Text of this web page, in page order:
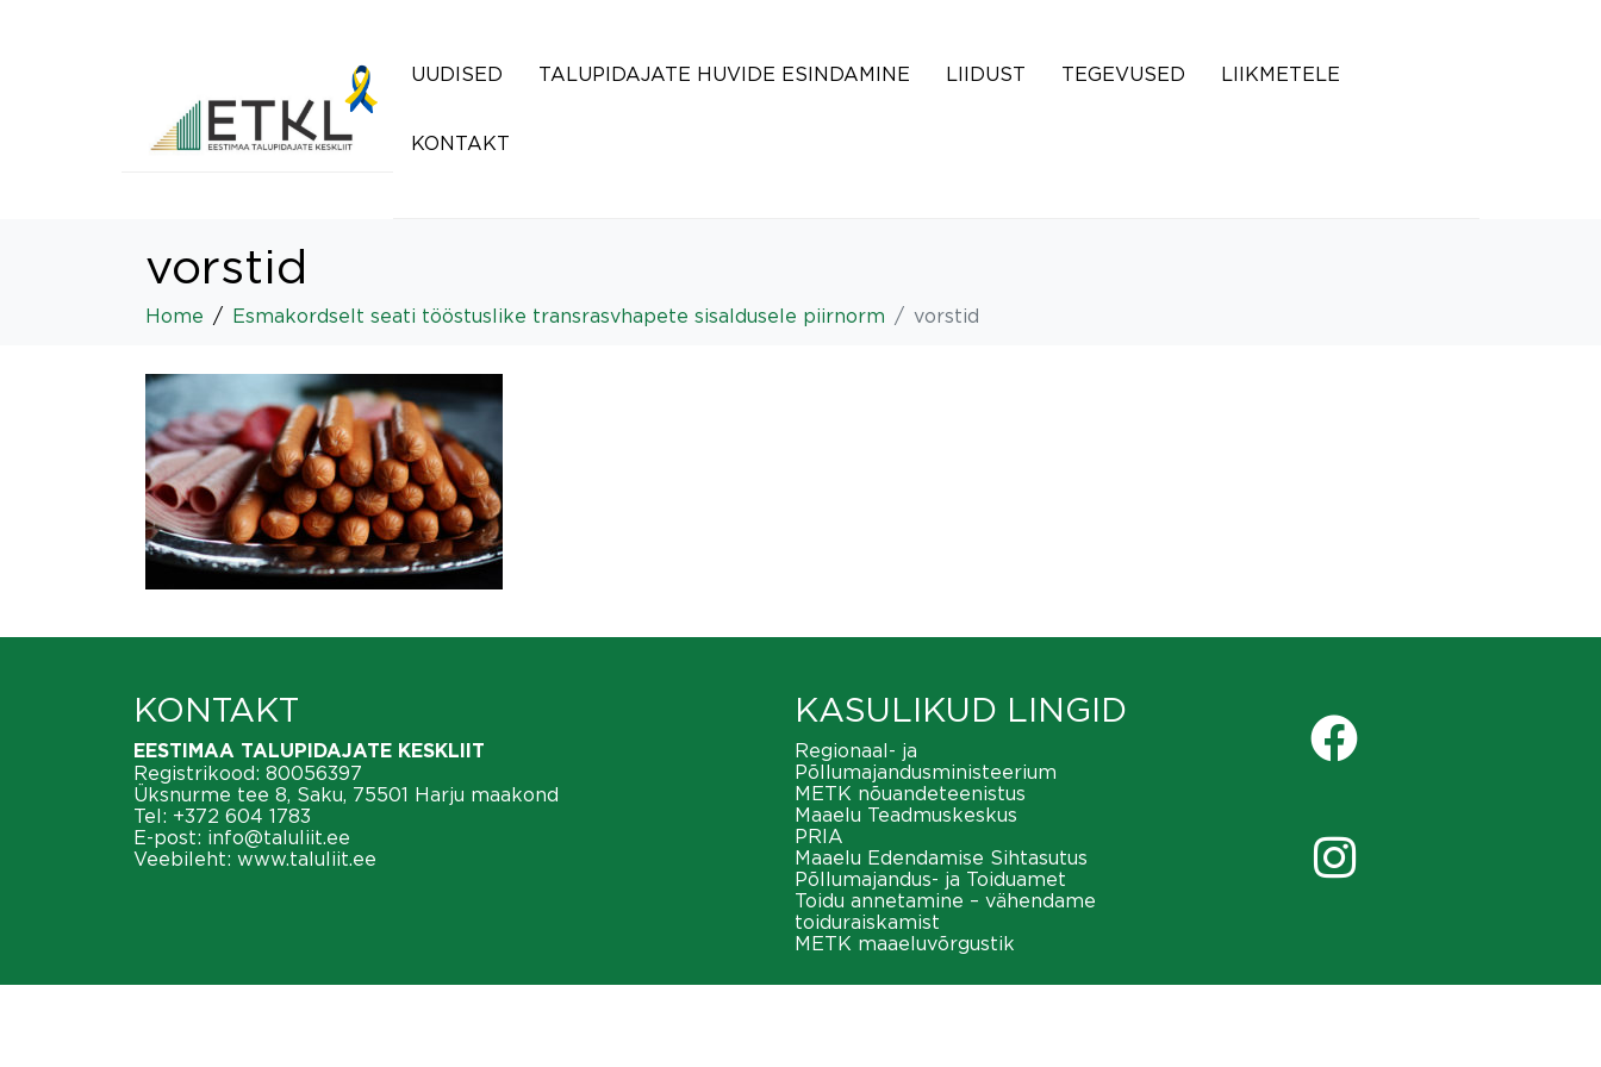
UUDISED TALUPIDAJATE HUVIDE ESINDAMINE LIIDUST TEGEVUSED LIIKMETELE
KONTAKT
vorstid
Home Esmakordselt seati tööstuslike transrasvhapete sisaldusele piirnorm vorstid
KONTAKT
EESTIMAA TALUPIDAJATE KESKLIIT
Registrikood: 80056397
Üksnurme tee 8, Saku, 75501 Harju maakond
Tel: +372 604 1783
E-post: info@taluliit.ee
Veebileht: www.taluliit.ee
KASULIKUD LINGID
Regionaal- ja
Põllumajandusministeerium
METK nõuandeteenistus
Maaelu Teadmuskeskus
PRIA
Maaelu Edendamise Sihtasutus
Põllumajandus- ja Toiduamet
Toidu annetamine – vähendame
toiduraiskamist
METK maaeluvõrgustik